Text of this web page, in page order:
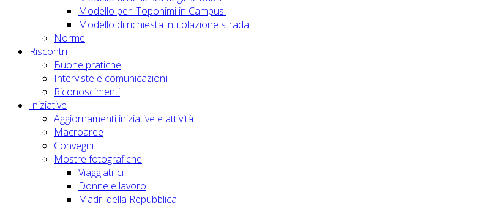
Modello per 'Toponimi in Campus'
Modello di richiesta intitolazione strada
Norme
Riscontri
Buone pratiche
Interviste e comunicazioni
Riconoscimenti
Iniziative
Aggiornamenti iniziative e attività
Macroaree
Convegni
Mostre fotografiche
Viaggiatrici
Donne e lavoro
Madri della Repubblica